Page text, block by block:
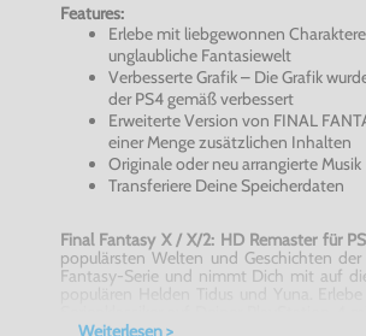
Features:
Erlebe mit liebgewonnen
unglaubliche Fantasiewelt
Verbesserte Grafik – Die Grafik
der PS4 gemäß verbessert
Erweiterte Version von FINAL
einer Menge zusätzlichen Inhalten
Originale oder neu arrangierte Musik
Transferiere Deine Speicherdaten
Final Fantasy X / X/2: HD Remaster für
populärsten Welten und Geschichten
Fantasy-Serie und nimmt Dich mit auf
Grafik aufs Neue.
Weiterlesen >